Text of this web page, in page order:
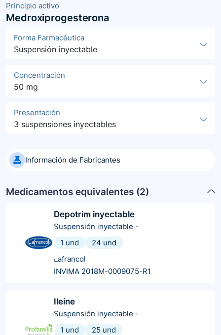
Principio activo
Medroxiprogesterona
Forma Farmacéutica
Suspensión inyectable
Concentración
50 mg
Presentación
3 suspensiones inyectables
Información de Fabricantes
Medicamentos equivalentes (2)
Depotrim inyectable
Suspensión inyectable -
1 und
24 und
Lafrancol
INVIMA 2018M-0009075-R1
Ileine
Suspensión inyectable -
1 und
25 und